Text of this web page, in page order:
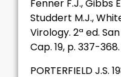
Fenner F.J., Gibbs
Studdert M.J.,
Virology. 2ª ed.
Cap. 19, p. 337-368.
PORTERFIELD J.S.